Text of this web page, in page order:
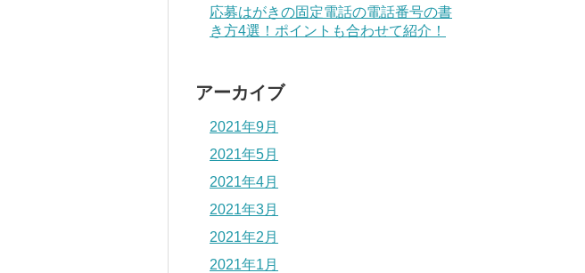
応募はがきの固定電話の電話番号の書
き方4選！ポイントも合わせて紹介！
アーカイブ
2021年9月
2021年5月
2021年4月
2021年3月
2021年2月
2021年1月